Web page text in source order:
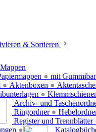
& Sortieren
● mit
● Aktenboxen ●
●
Archiv- und
Ringordner ●
Register und Trennblätter
●